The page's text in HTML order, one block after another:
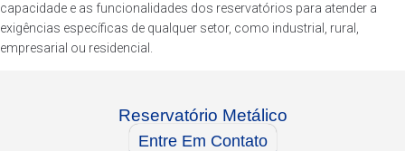
capacidade e as funcionalidades dos reservatórios para atender a
exigências específicas de qualquer setor, como industrial, rural,
empresarial ou residencial.
Reservatório Metálico
Entre Em Contato